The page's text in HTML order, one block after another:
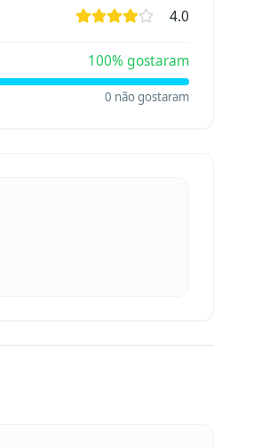
4.0
100% gostaram
0 não gostaram